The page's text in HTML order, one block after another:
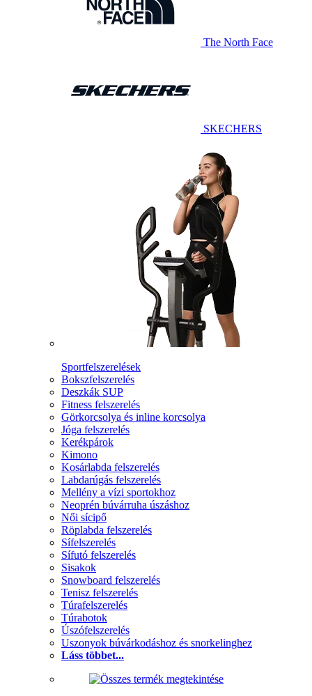
The North Face
SKECHERS
Sportfelszerelések
Bokszfelszerelés
Deszkák SUP
Fitness felszerelés
Görkorcsolya és inline korcsolya
Jóga felszerelés
Kerékpárok
Kimono
Kosárlabda felszerelés
Labdarúgás felszerelés
Mellény a vízi sportokhoz
Neoprén búvárruha úszáshoz
Női sícipő
Röplabda felszerelés
Sífelszerelés
Sífutó felszerelés
Sisakok
Snowboard felszerelés
Tenisz felszerelés
Túrafelszerelés
Túrabotok
Úszófelszerelés
Uszonyok búvárkodáshoz és snorkelinghez
Láss többet...